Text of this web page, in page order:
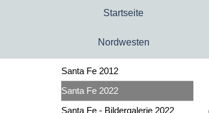
Startseite
Nordwesten
Santa Fe 2012
Santa Fe 2022
Santa Fe - Bildergalerie 2022